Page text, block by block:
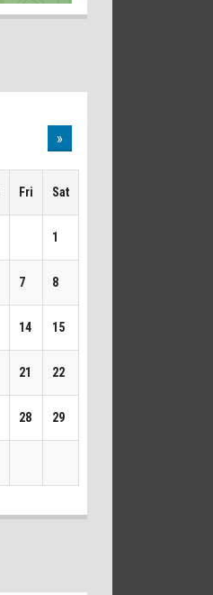
»
Fri Sat
1
7 8
14 15
21 22
28 29